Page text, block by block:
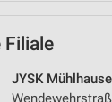
Filiale
JYSK